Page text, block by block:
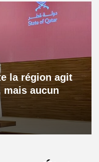
la région agit
mais aucun